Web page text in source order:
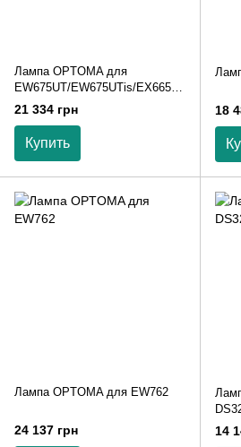
Лампа OPTOMA для
EW675UT/EW675UTis/EX665U
T/EX665UTis
21 334 грн
Купить
18
Лампа OPTOMA для EW762
24 137 грн
29/
14